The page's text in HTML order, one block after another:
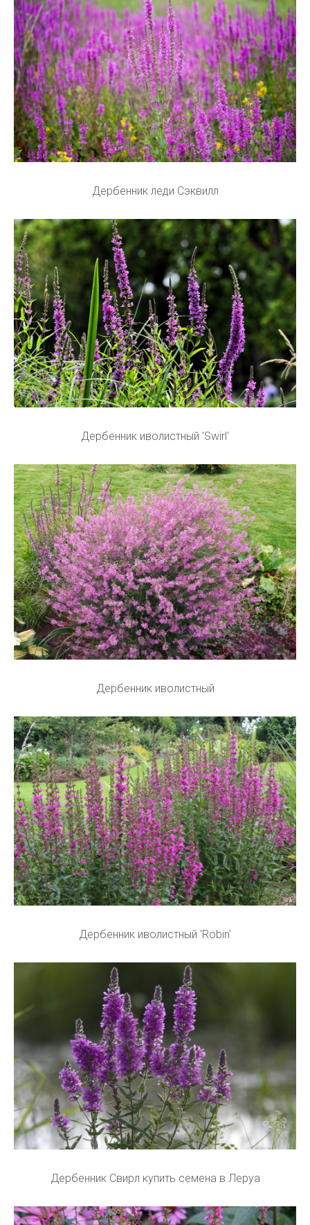
Дербенник леди Сэквилл
Дербенник иволистный 'Swirl'
Дербенник иволистный
Дербенник иволистный 'Robin'
Дербенник Свирл купить семена в Леруа